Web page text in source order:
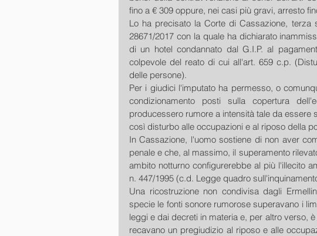
fino a € 309 oppure, nei casi più gravi, arresto
Lo ha precisato la Corte di Cassazione, terza
28671/2017 con la quale ha dichiarato
di un hotel condannato dal G.I.P. al
colpevole del reato di cui all'art. 659 c.p.
delle persone).
Per i giudici l'imputato ha permesso, o
condizionamento posti sulla copertura
producessero rumore a intensità tale da essere
così disturbo alle occupazioni e al riposo della
In Cassazione, l'uomo sostiene di non aver
penale e che, al massimo, il superamento
ambito notturno configurerebbe al più l'illecito
n. 447/1995 (c.d. Legge quadro
Una ricostruzione non condivisa dagli
specie le fonti sonore rumorose superavano i
leggi e dai decreti in materia e, per altro verso,
recavano un pregiudizio al riposo e alle